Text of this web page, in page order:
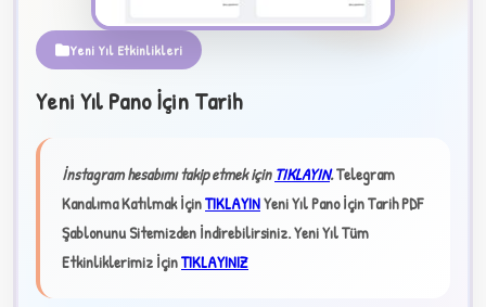
✧
Yeni Yıl Etkinlikleri
Yeni Yıl Pano İçin Tarih
İnstagram hesabımı takip etmek içinTIKLAYIN.Telegram
Kanalıma Katılmak İçinTIKLAYINYeni Yıl Pano İçin Tarih PDF
Şablonunu Sitemizden İndirebilirsiniz.Yeni Yıl Tüm
Etkinliklerimiz İçinTIKLAYINIZ
★